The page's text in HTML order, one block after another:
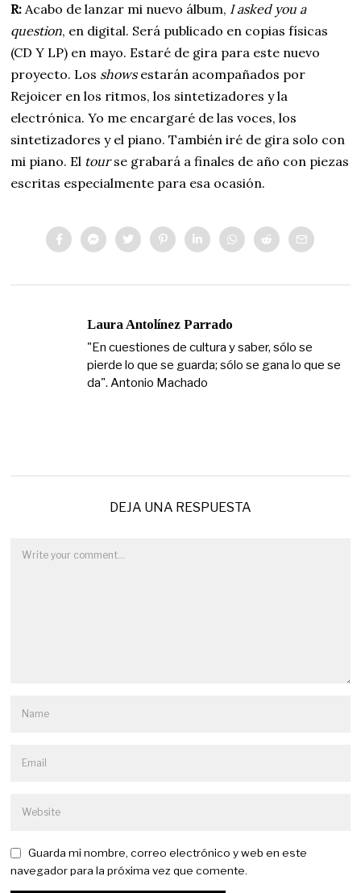
R: Acabo de lanzar mi nuevo álbum, I asked you a
question, en digital. Será publicado en copias físicas
(CD Y LP) en mayo. Estaré de gira para este nuevo
proyecto. Los showsestarán acompañados por
Rejoicer en los ritmos, los sintetizadores y la
electrónica. Yo me encargaré de las voces, los
sintetizadores y el piano. También iré de gira solo con
mi piano. El tourse grabará a finales de año con piezas
escritas especialmente para esa ocasión.
Laura Antolínez Parrado
"En cuestiones de cultura y saber, sólo se
pierde lo que se guarda; sólo se gana lo que se
da". Antonio Machado
DEJA UNA RESPUESTA
Guarda mi nombre, correo electrónico y web en este
navegador para la próxima vez que comente.